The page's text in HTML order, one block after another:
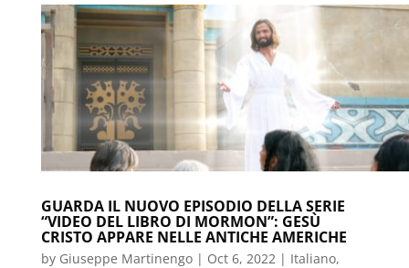
GUARDA IL NUOVO EPISODIO DELLA SERIE
“VIDEO DEL LIBRO DI MORMON”: GESÙ
CRISTO APPARE NELLE ANTICHE AMERICHE
by Giuseppe Martinengo| Oct 6, 2022 | Italiano,